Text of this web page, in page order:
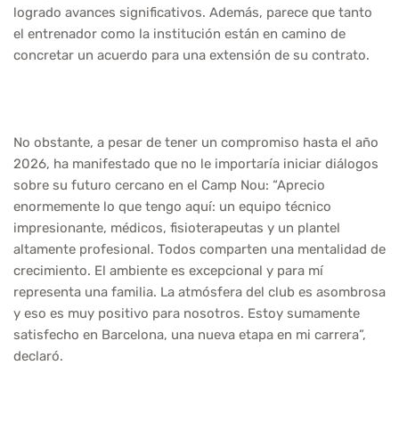
logrado avances significativos. Además, parece que tanto
el entrenador como la institución están en camino de
concretar un acuerdo para una extensión de su contrato.
No obstante, a pesar de tener un compromiso hasta el año
2026, ha manifestado que no le importaría iniciar diálogos
sobre su futuro cercano en el Camp Nou: “Aprecio
enormemente lo que tengo aquí: un equipo técnico
impresionante, médicos, fisioterapeutas y un plantel
altamente profesional. Todos comparten una mentalidad de
crecimiento. El ambiente es excepcional y para mí
representa una familia. La atmósfera del club es asombrosa
y eso es muy positivo para nosotros. Estoy sumamente
satisfecho en Barcelona, una nueva etapa en mi carrera”,
declaró.